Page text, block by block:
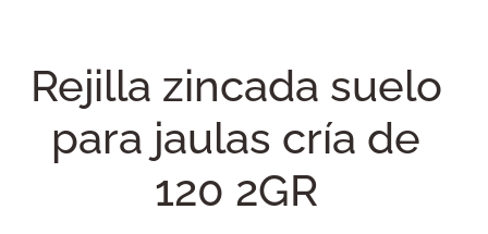
Rejilla zincada suelo
para jaulas cría de
120 2GR